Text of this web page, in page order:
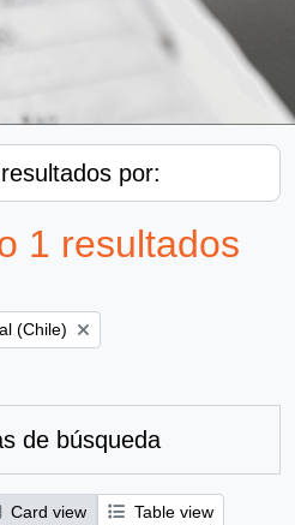
por:
1 resultados
(Chile)
de búsqueda
Card view
Table view